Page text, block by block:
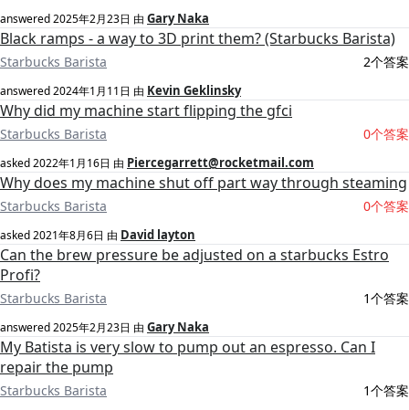
answered2025年2月23日 由 Gary Naka
Black ramps - a way to 3D print them? (Starbucks Barista)
Starbucks Barista 2个答案
answered2024年1月11日 由 Kevin Geklinsky
Why did my machine start flipping the gfci
Starbucks Barista 0个答案
asked2022年1月16日 由 Piercegarrett@rocketmail.com
Why does my machine shut off part way through steaming
Starbucks Barista 0个答案
asked2021年8月6日 由 David layton
Can the brew pressure be adjusted on a starbucks Estro
Profi?
Starbucks Barista 1个答案
answered2025年2月23日 由 Gary Naka
My Batista is very slow to pump out an espresso. Can I
repair the pump
Starbucks Barista 1个答案